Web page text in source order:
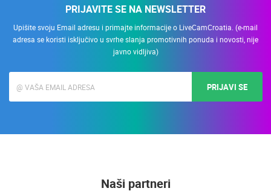
PRIJAVITE SE NA NEWSLETTER
Upišite svoju Email adresu i primajte informacije o LiveCamCroatia. (e-mail
adresa se koristi isključivo u svrhe slanja promotivnih ponuda i novosti, nije
javno vidljiva)
PRIJAVI SE
Naši partneri